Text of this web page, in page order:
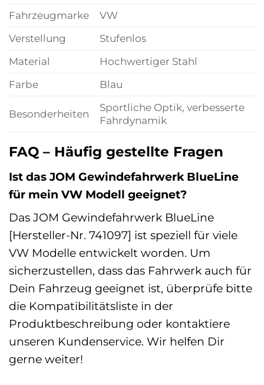
Fahrzeugmarke
VW
Verstellung
Stufenlos
Material
Hochwertiger Stahl
Farbe
Blau
Besonderheiten
Sportliche Optik, verbesserte
Fahrdynamik
FAQ – Häufig gestellte Fragen
Ist das JOM Gewindefahrwerk BlueLine
für mein VW Modell geeignet?
Das JOM Gewindefahrwerk BlueLine
[Hersteller-Nr. 741097] ist speziell für viele
VW Modelle entwickelt worden. Um
sicherzustellen, dass das Fahrwerk auch für
Dein Fahrzeug geeignet ist, überprüfe bitte
die Kompatibilitätsliste in der
Produktbeschreibung oder kontaktiere
unseren Kundenservice. Wir helfen Dir
gerne weiter!